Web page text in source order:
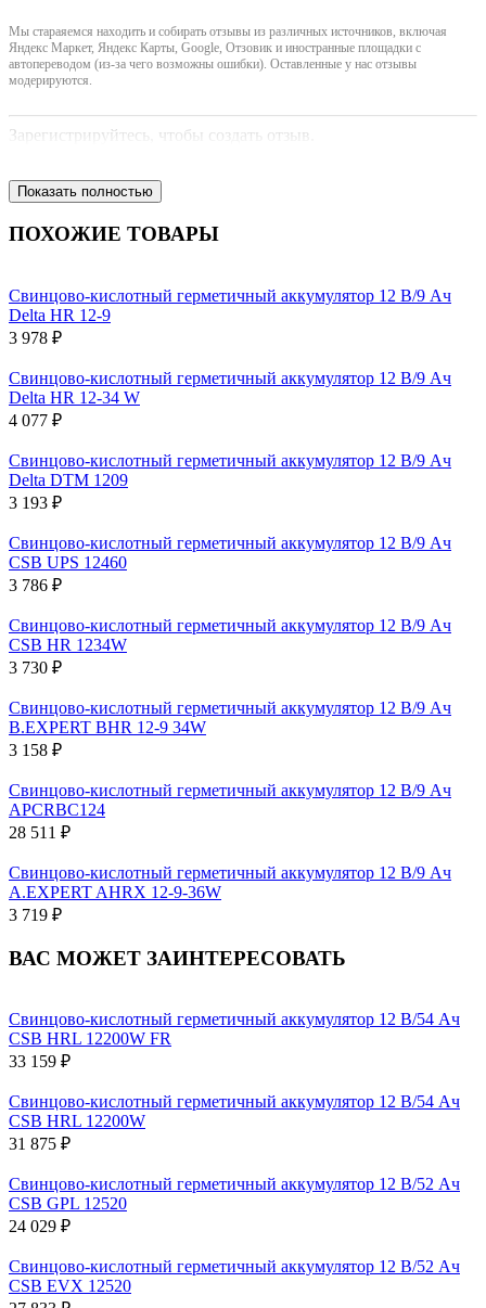
Мы стараяемся находить и собирать отзывы из различных источников, включая
Яндекс Маркет, Яндекс Карты, Google, Отзовик и иностранные площадки с
автопереводом (из-за чего возможны ошибки). Оставленные у нас отзывы
модерируются.
Зарегистрируйтесь, чтобы создать отзыв.
Показать полностью
ПОХОЖИЕ ТОВАРЫ
Свинцово-кислотный герметичный аккумулятор 12 В/9 Ач
Delta HR 12-9
3 978 ₽
Свинцово-кислотный герметичный аккумулятор 12 В/9 Ач
Delta HR 12-34 W
4 077 ₽
Свинцово-кислотный герметичный аккумулятор 12 В/9 Ач
Delta DTM 1209
3 193 ₽
Свинцово-кислотный герметичный аккумулятор 12 В/9 Ач
CSB UPS 12460
3 786 ₽
Свинцово-кислотный герметичный аккумулятор 12 В/9 Ач
CSB HR 1234W
3 730 ₽
Свинцово-кислотный герметичный аккумулятор 12 В/9 Ач
B.EXPERT BHR 12-9 34W
3 158 ₽
Свинцово-кислотный герметичный аккумулятор 12 В/9 Ач
APCRBC124
28 511 ₽
Свинцово-кислотный герметичный аккумулятор 12 В/9 Ач
A.EXPERT AHRX 12-9-36W
3 719 ₽
ВАС МОЖЕТ ЗАИНТЕРЕСОВАТЬ
Свинцово-кислотный герметичный аккумулятор 12 В/54 Ач
CSB HRL 12200W FR
33 159 ₽
Свинцово-кислотный герметичный аккумулятор 12 В/54 Ач
CSB HRL 12200W
31 875 ₽
Свинцово-кислотный герметичный аккумулятор 12 В/52 Ач
CSB GPL 12520
24 029 ₽
Свинцово-кислотный герметичный аккумулятор 12 В/52 Ач
CSB EVX 12520